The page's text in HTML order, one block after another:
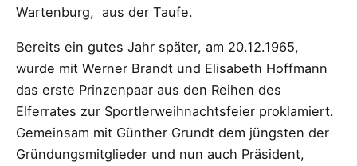
Wartenburg, aus der Taufe.
Bereits ein gutes Jahr später, am 20.12.1965,
wurde mit Werner Brandt und Elisabeth Hoffmann
das erste Prinzenpaar aus den Reihen des
Elferrates zur Sportlerweihnachtsfeier proklamiert.
Gemeinsam mit Günther Grundt dem jüngsten der
Gründungsmitglieder und nun auch Präsident,